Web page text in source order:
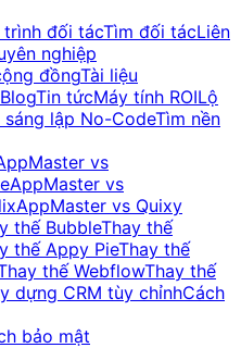
trình đối tácTìm đối tácLiên
nghiệp
đồngTài liệu
BlogTin tứcMáy tính ROILộ
sáng lập No-CodeTìm nền
vs
AppMaster vs
AppMaster vs Quixy
thế BubbleThay thế
thế Appy PieThay thế
thế WebflowThay thế
dựng CRM tùy chỉnhCách
bảo mật